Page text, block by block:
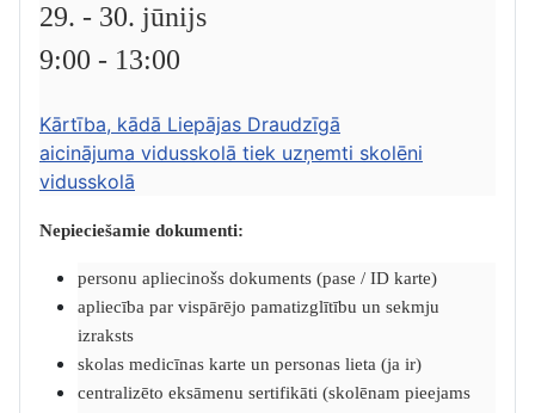
29. - 30. jūnijs
9:00 - 13:00
Kārtība, kādā Liepājas Draudzīgā
aicinājuma vidusskolā tiek uzņemti skolēni
vidusskolā
Nepieciešamie dokumenti:
personu apliecinošs dokuments (pase / ID karte)
apliecība par vispārējo pamatizglītību un sekmju
izraksts
skolas medicīnas karte un personas lieta (ja ir)
centralizēto eksāmenu sertifikāti (skolēnam pieejams